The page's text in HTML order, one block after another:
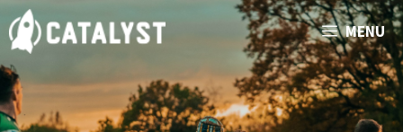
Aller
au
contenu
MENU